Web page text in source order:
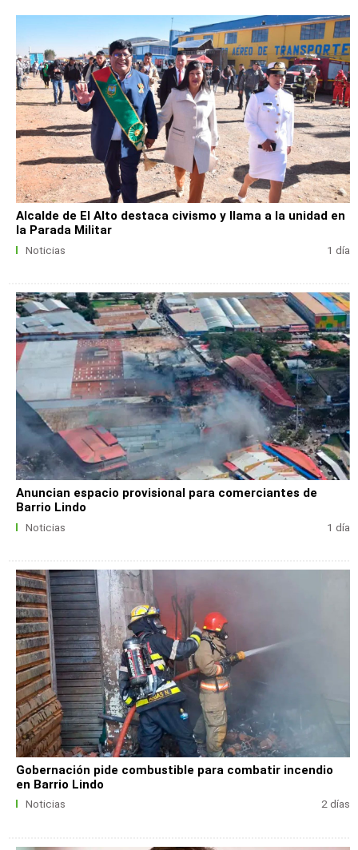
Alcalde de El Alto destaca civismo y llama a la unidad en
la Parada Militar
Noticias 1 día
Anuncian espacio provisional para comerciantes de
Barrio Lindo
Noticias 1 día
Gobernación pide combustible para combatir incendio
en Barrio Lindo
Noticias 2 días